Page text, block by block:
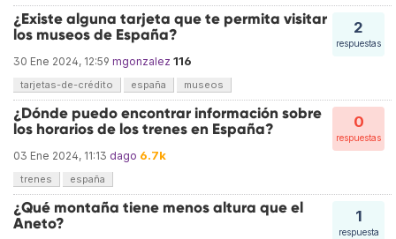
2
respuestas
¿Existe alguna tarjeta que te permita visitar
los museos de España?
30 Ene 2024, 12:59 mgonzalez 116
tarjetas-de-crédito españa museos
0
respuestas
¿Dónde puedo encontrar información sobre
los horarios de los trenes en España?
03 Ene 2024, 11:13 dago 6.7k
trenes españa
1
respuesta
¿Qué montaña tiene menos altura que el
Aneto?